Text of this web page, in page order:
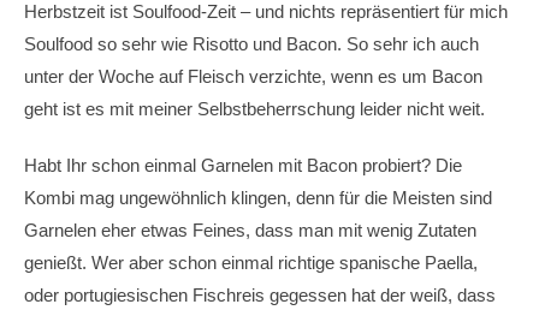
Herbstzeit ist Soulfood-Zeit – und nichts repräsentiert für mich
Soulfood so sehr wie Risotto und Bacon. So sehr ich auch
unter der Woche auf Fleisch verzichte, wenn es um Bacon
geht ist es mit meiner Selbstbeherrschung leider nicht weit.
Habt Ihr schon einmal Garnelen mit Bacon probiert? Die
Kombi mag ungewöhnlich klingen, denn für die Meisten sind
Garnelen eher etwas Feines, dass man mit wenig Zutaten
genießt. Wer aber schon einmal richtige spanische Paella,
oder portugiesischen Fischreis gegessen hat der weiß, dass